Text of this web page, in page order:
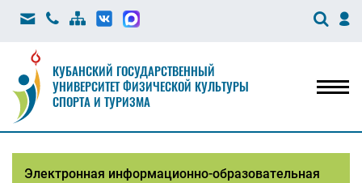
КУБАНСКИЙ ГОСУДАРСТВЕННЫЙ
УНИВЕРСИТЕТ ФИЗИЧЕСКОЙ КУЛЬТУРЫ
СПОРТА И ТУРИЗМА
Электронная информационно-образовательная